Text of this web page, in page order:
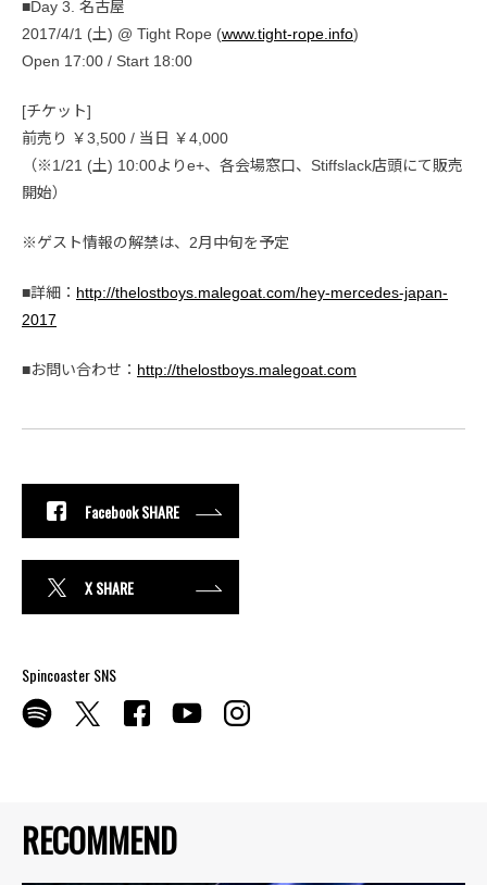
RECOMMEND
■Day 3. 名古屋
2017/4/1 (土) @ Tight Rope (www.tight-rope.info)
Open 17:00 / Start 18:00
[チケット]
前売り ￥3,500 / 当日 ￥4,000
（※1/21 (土) 10:00よりe+、各会場窓口、Stiffslack店頭にて販売
開始）
※ゲスト情報の解禁は、2月中旬を予定
■詳細： http://thelostboys.malegoat.com/hey-mercedes-japan-
2017
■お問い合わせ： http://thelostboys.malegoat.com
Facebook SHARE
X SHARE
Spincoaster SNS